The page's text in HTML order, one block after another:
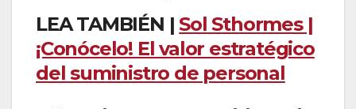
LEA TAMBIÉN | Sol Sthormes |
¡Conócelo! El valor estratégico
del suministro de personal